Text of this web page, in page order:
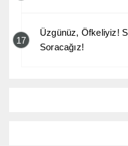
17
Üzgünüz, Öfkeliyiz!
Soracağız!